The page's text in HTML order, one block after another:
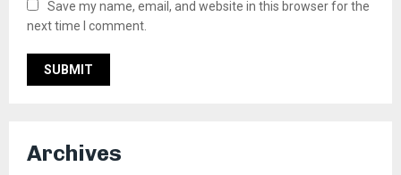
Save my name, email, and website in this browser for the
next time I comment.
Archives